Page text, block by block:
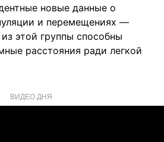
новые данные о
и перемещениях —
этой группы способны
расстояния ради легкой
ВИДЕО ДНЯ